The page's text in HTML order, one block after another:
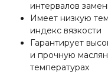
интервалов
Имеет низкую
индекс вязкости
Гарантирует
и прочную
температурах